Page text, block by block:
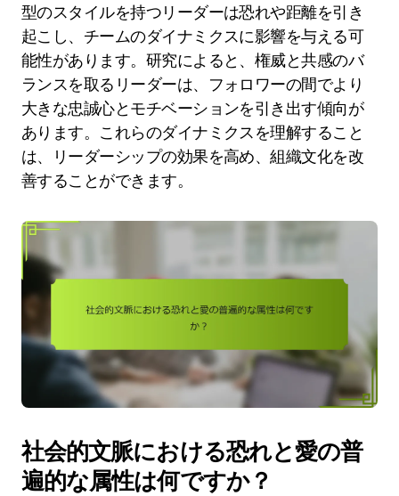
型のスタイルを持つリーダーは恐れや距離を引き
起こし、チームのダイナミクスに影響を与える可
能性があります。研究によると、権威と共感のバ
ランスを取るリーダーは、フォロワーの間でより
大きな忠誠心とモチベーションを引き出す傾向が
あります。これらのダイナミクスを理解すること
は、リーダーシップの効果を高め、組織文化を改
善することができます。
社会的文脈における恐れと愛の普
遍的な属性は何ですか？